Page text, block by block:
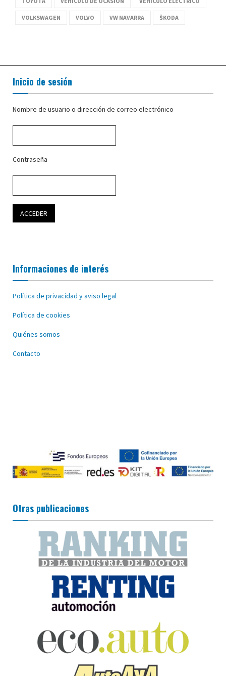
VOLKSWAGEN VOLVO VW NAVARRA ŠKODA
Inicio de sesión
Nombre de usuario o dirección de correo electrónico
Contraseña
Informaciones de interés
Política de privacidad y aviso legal
Política de cookies
Quiénes somos
Contacto
Otras publicaciones